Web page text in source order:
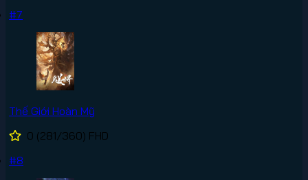
#7
Thế Giới Hoàn Mỹ
0 (281/360) FHD
#8